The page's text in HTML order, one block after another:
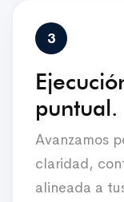
puntual.
Avanzamos
claridad,
alineada a